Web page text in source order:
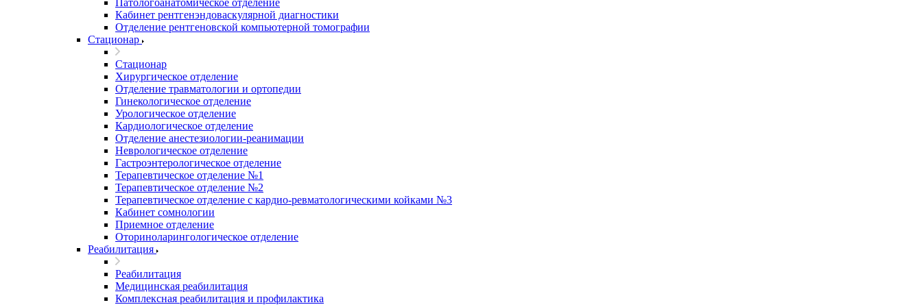
Патологоанатомическое отделение
Кабинет рентгенэндоваскулярной диагностики
Отделение рентгеновской компьютерной томографии
Стационар
Стационар
Хирургическое отделение
Отделение травматологии и ортопедии
Гинекологическое отделение
Урологическое отделение
Кардиологическое отделение
Отделение анестезиологии-реанимации
Неврологическое отделение
Гастроэнтерологическое отделение
Терапевтическое отделение №1
Терапевтическое отделение №2
Терапевтическое отделение с кардио-ревматологическими койками №3
Кабинет сомнологии
Приемное отделение
Оториноларингологическое отделение
Реабилитация
Реабилитация
Медицинская реабилитация
Комплексная реабилитация и профилактика